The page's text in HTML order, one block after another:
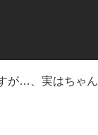
が…、実はちゃ